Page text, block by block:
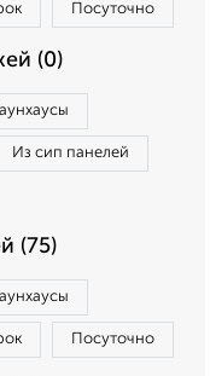
Посуточно
(0)
Из сип панелей
(75)
Посуточно